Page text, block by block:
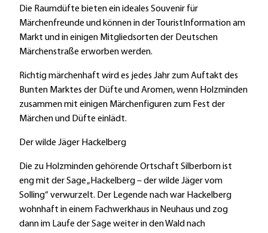
Die Raumdüfte bieten ein ideales Souvenir für
Märchenfreunde und können in der TouristInformation am
Markt und in einigen Mitgliedsorten der Deutschen
Märchenstraße erworben werden.
Richtig märchenhaft wird es jedes Jahr zum Auftakt des
Bunten Marktes der Düfte und Aromen, wenn Holzminden
zusammen mit einigen Märchenfiguren zum Fest der
Märchen und Düfte einlädt.
Der wilde Jäger Hackelberg
Die zu Holzminden gehörende Ortschaft Silberborn ist
eng mit der Sage „Hackelberg – der wilde Jäger vom
Solling“ verwurzelt. Der Legende nach war Hackelberg
wohnhaft in einem Fachwerkhaus in Neuhaus und zog
dann im Laufe der Sage weiter in den Wald nach